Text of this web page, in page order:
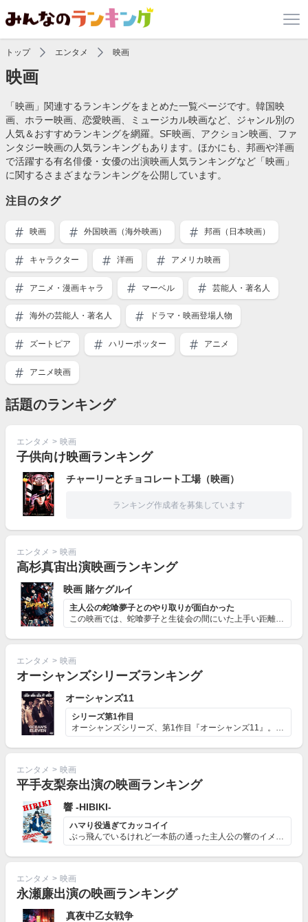
トップ エンタメ 映画
映画
「映画」関連するランキングをまとめた一覧ページです。韓国映
画、ホラー映画、恋愛映画、ミュージカル映画など、ジャンル別の
人気＆おすすめランキングを網羅。SF映画、アクション映画、ファ
ンタジー映画の人気ランキングもあります。ほかにも、邦画や洋画
で活躍する有名俳優・女優の出演映画人気ランキングなど「映画」
に関するさまざまなランキングを公開しています。
注目のタグ
映画 外国映画（海外映画） 邦画（日本映画）
キャラクター 洋画 アメリカ映画
アニメ・漫画キャラ マーベル 芸能人・著名人
海外の芸能人・著名人 ドラマ・映画登場人物
ズートピア ハリーポッター アニメ
アニメ映画
話題のランキング
エンタメ > 映画
子供向け映画ランキング
チャーリーとチョコレート工場（映画）
ランキング作成者を募集しています
エンタメ > 映画
高杉真宙出演映画ランキング
映画 賭ケグルイ
主人公の蛇喰夢子とのやり取りが面白かった
この映画では、蛇喰夢子と生徒会の間にいた上手い距離感だ...
エンタメ > 映画
オーシャンズシリーズランキング
オーシャンズ11
シリーズ第1作目
オーシャンズシリーズ、第1作目『オーシャンズ11』。ち...
エンタメ > 映画
平手友梨奈出演の映画ランキング
響 -HIBIKI-
ハマり役過ぎてカッコイイ
ぶっ飛んでいるけれど一本筋の通った主人公の響のイメージ...
エンタメ > 映画
永瀬廉出演の映画ランキング
真夜中乙女戦争